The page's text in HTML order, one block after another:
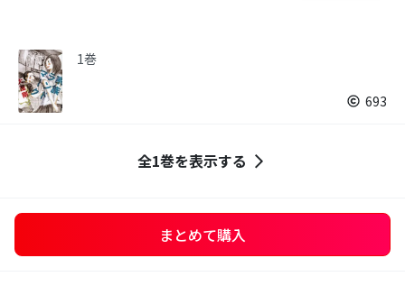
1巻
693
全1巻を表示する
まとめて購入